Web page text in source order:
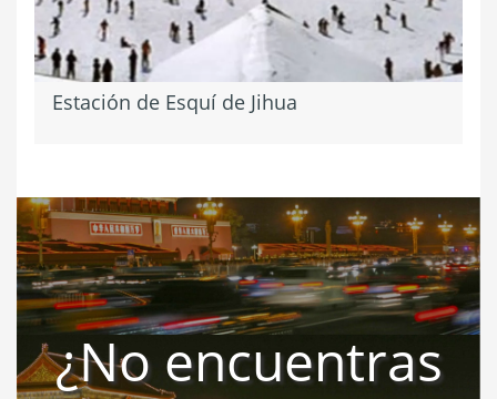
Estación de Esquí de Jihua
¿No encuentras